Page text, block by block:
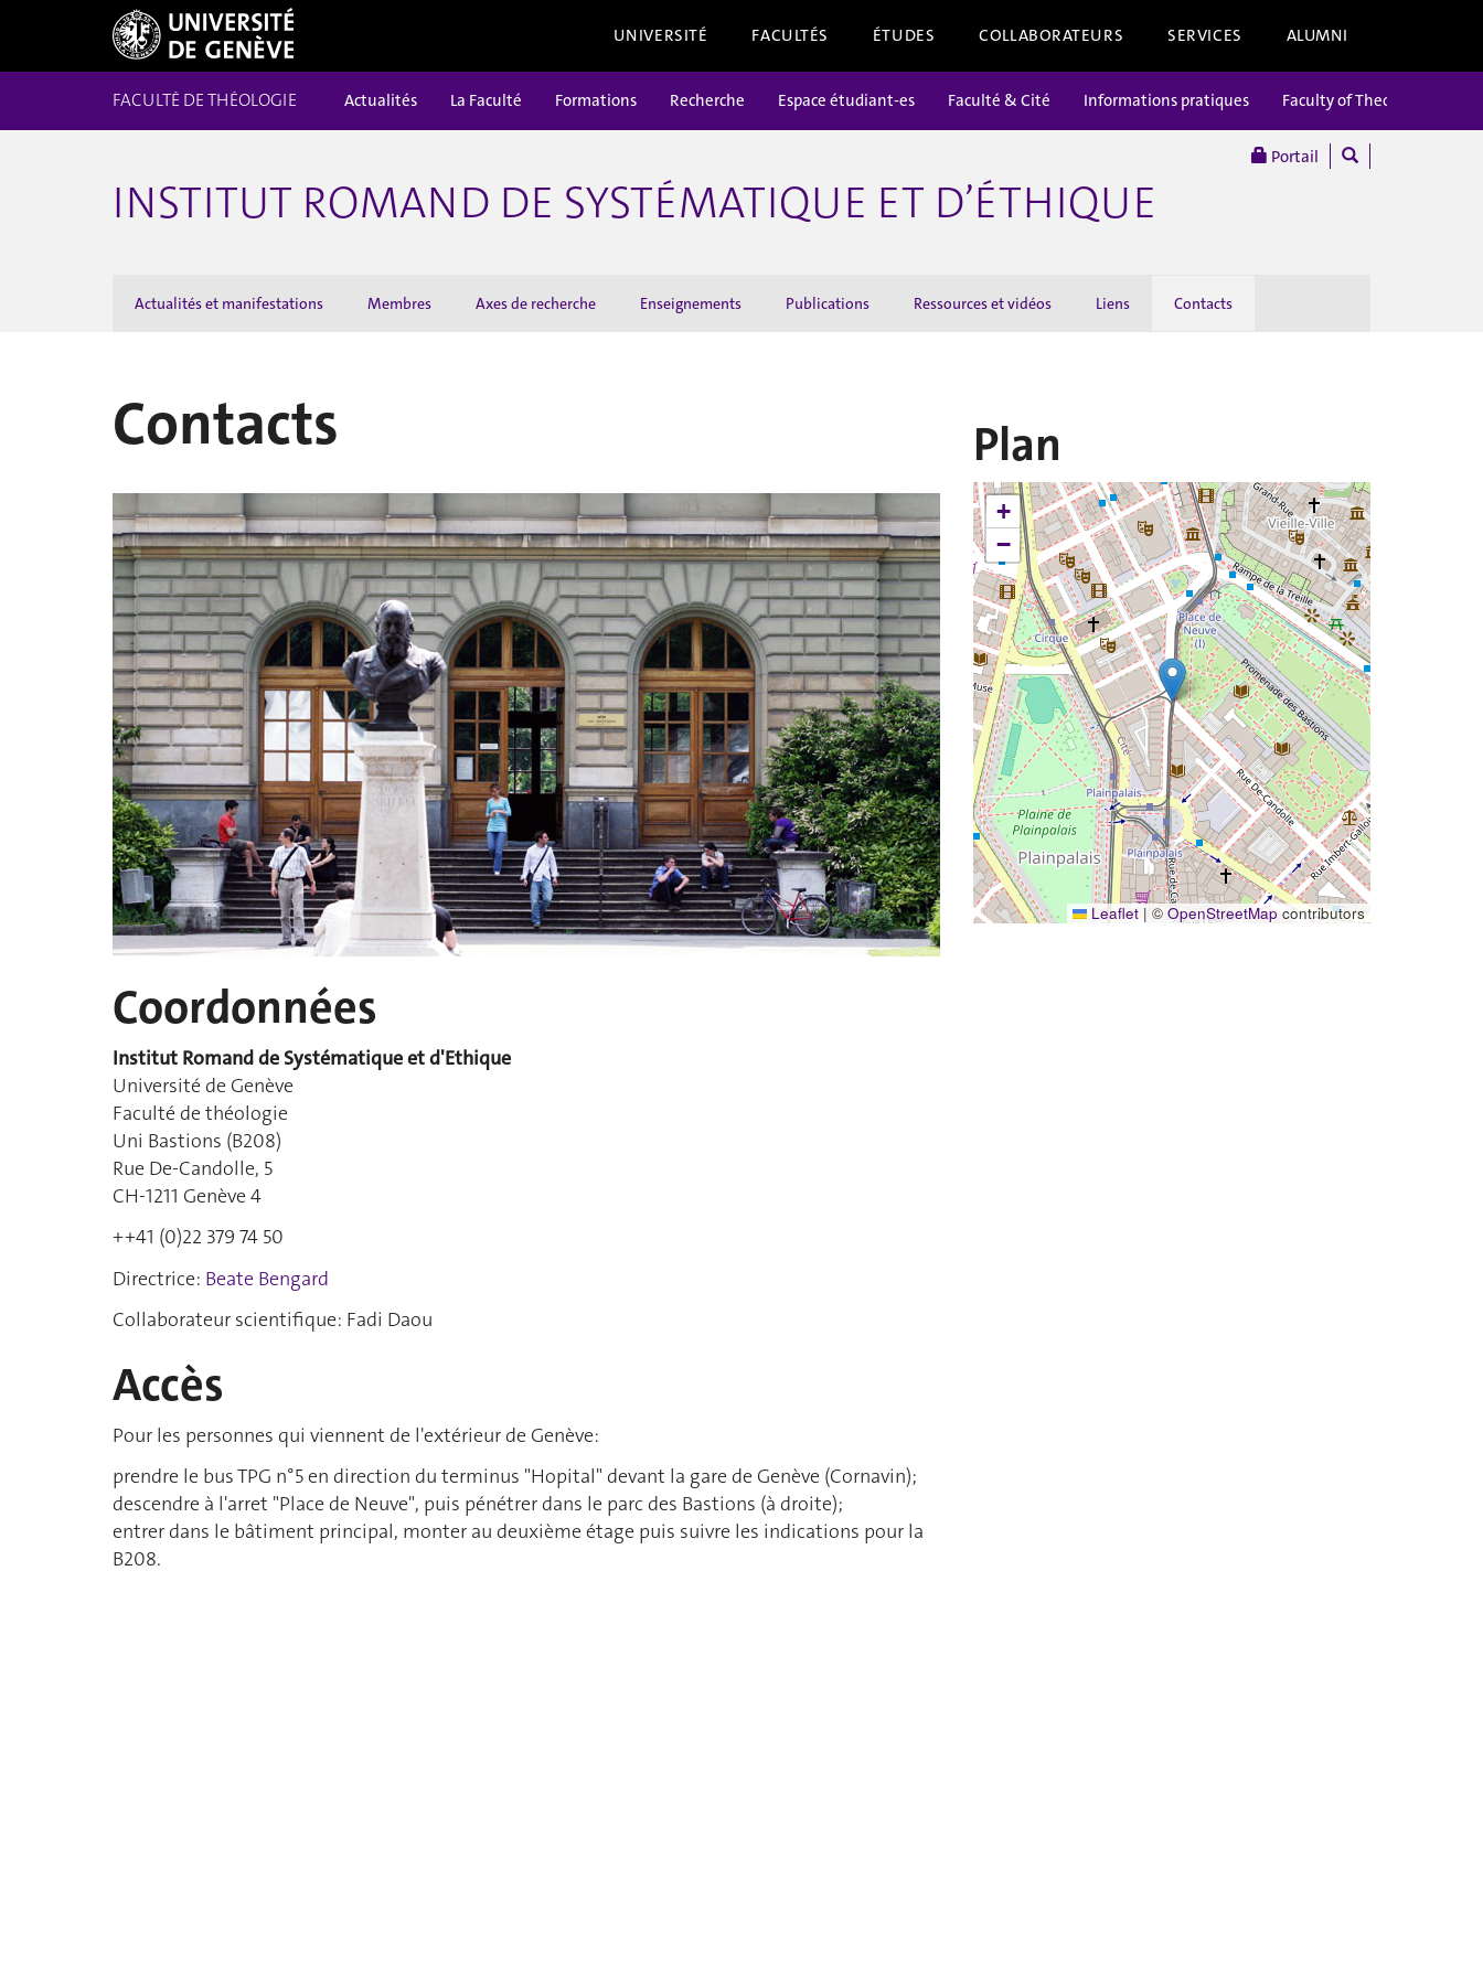
UNIVERSITÉ FACULTÉS ÉTUDES COLLABORATEURS SERVICES ALUMNI
Portail
FACULTÉ DE THÉOLOGIE Actualités La Faculté Formations Recherche Espace étudiant-es Faculté & Cité Informations pratiques Faculty of Theology
INSTITUT ROMAND DE SYSTÉMATIQUE ET D’ÉTHIQUE
Actualités et manifestations Membres Axes de recherche Enseignements Publications Ressources et vidéos Liens Contacts
Contacts
Coordonnées
Institut Romand de Systématique et d'Ethique
Université de Genève
Faculté de théologie
Uni Bastions (B208)
Rue De-Candolle, 5
CH-1211 Genève 4
++41 (0)22 379 74 50
Directrice: Beate Bengard
Collaborateur scientifique: Fadi Daou
Accès
Pour les personnes qui viennent de l'extérieur de Genève:
prendre le bus TPG n°5 en direction du terminus "Hopital" devant la gare de Genève (Cornavin);
descendre à l'arret "Place de Neuve", puis pénétrer dans le parc des Bastions (à droite);
entrer dans le bâtiment principal, monter au deuxième étage puis suivre les indications pour la
B208.
Plan
+
−
Leaflet | © OpenStreetMapcontributors